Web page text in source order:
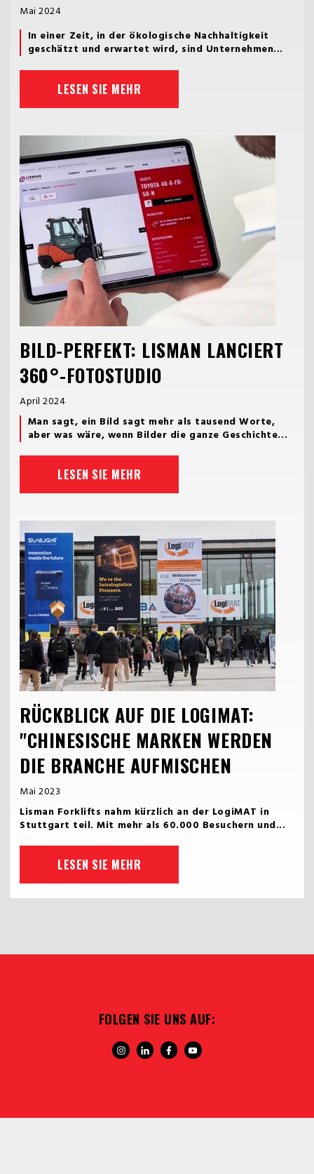
Mai 2024
In einer Zeit, in der ökologische Nachhaltigkeit
geschätzt und erwartet wird, sind Unternehmen...
LESEN SIE MEHR
BILD-PERFEKT: LISMAN LANCIERT
360°-FOTOSTUDIO
April 2024
Man sagt, ein Bild sagt mehr als tausend Worte,
aber was wäre, wenn Bilder die ganze Geschichte...
LESEN SIE MEHR
RÜCKBLICK AUF DIE LOGIMAT:
"CHINESISCHE MARKEN WERDEN
DIE BRANCHE AUFMISCHEN
Mai 2023
Lisman Forklifts nahm kürzlich an der LogiMAT in
Stuttgart teil. Mit mehr als 60.000 Besuchern und...
LESEN SIE MEHR
FOLGEN SIE UNS AUF: